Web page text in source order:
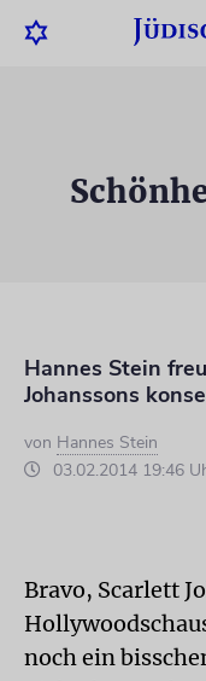
Hannes Stein
Johanssons
von Hannes Stein
03.02.2014 19:46
Bravo, Scarlett
noch ein